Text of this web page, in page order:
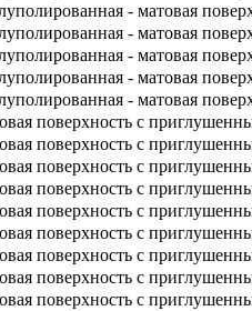
- матовая
- матовая
- матовая
- матовая
- матовая
поверхность с
поверхность с
поверхность с
поверхность с
поверхность с
поверхность с
поверхность с
поверхность с
поверхность с